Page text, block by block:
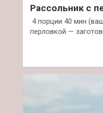
Рассольник с
4 порции 40 мин
перловкой —